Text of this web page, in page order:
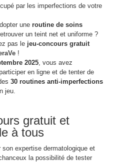
par les imperfections de votre
une routine de soins
un teint net et uniforme ?
pas le jeu-concours gratuit
!
2025 , vous avez
en ligne et de tenter de
30 routines anti-imperfections
jeu.
gratuit et
à tous
son expertise dermatologique et
la possibilité de tester